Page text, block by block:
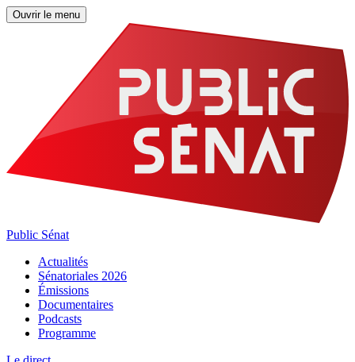
Ouvrir le menu
Public Sénat
Actualités
Sénatoriales 2026
Émissions
Documentaires
Podcasts
Programme